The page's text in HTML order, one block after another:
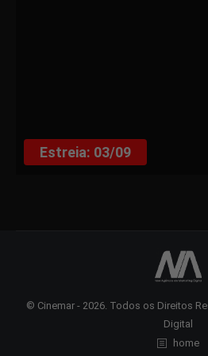
Estreia: 03/09
© Cinemar - 2026. Todos os Direitos
Digital
home